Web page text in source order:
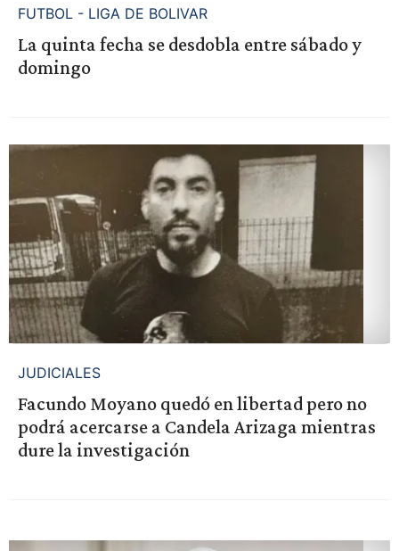
FUTBOL - LIGA DE BOLIVAR
La quinta fecha se desdobla entre sábado y
domingo
JUDICIALES
Facundo Moyano quedó en libertad pero no
podrá acercarse a Candela Arizaga mientras
dure la investigación